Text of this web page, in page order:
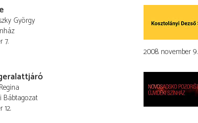
György
7.
2008. november 9.
Bábtagozat
12.